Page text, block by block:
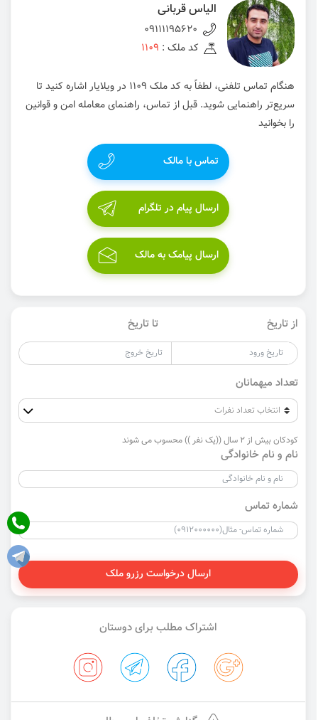
الیاس قربانی
09111195620
کد ملک : 1109
هنگام تماس تلفنی، لطفاً به کد ملک 1109 در ویلایار اشاره کنید تا
سریع‌تر راهنمایی شوید. قبل از تماس، راهنمای معامله امن و قوانین
را بخوانید
تماس با مالک
ارسال پیام در تلگرام
ارسال پیامک به مالک
از تاریخ تا تاریخ
تعداد میهمانان
کودکان بیش از 2 سال ((یک نفر )) محسوب می شوند
نام و نام خانوادگی
شماره تماس
ارسال درخواست رزرو ملک
اشتراک مطلب برای دوستان